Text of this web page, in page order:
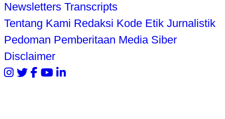
Newsletters Transcripts
Tentang Kami Redaksi Kode Etik Jurnalistik
Pedoman Pemberitaan Media Siber
Disclaimer